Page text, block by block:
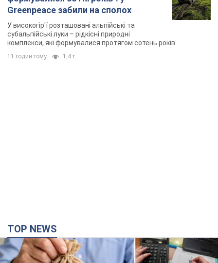
Українці "хакнули" Пенсійний фонд: виплати
масово підвищують через позови, але грошей
не вистачає